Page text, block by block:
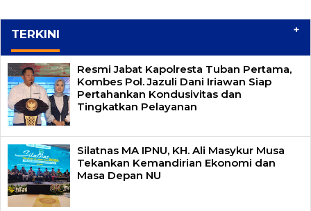
TERKINI +
Resmi Jabat Kapolresta Tuban Pertama,
Kombes Pol. Jazuli Dani Iriawan Siap
Pertahankan Kondusivitas dan
Tingkatkan Pelayanan
Silatnas MA IPNU, KH. Ali Masykur Musa
Tekankan Kemandirian Ekonomi dan
Masa Depan NU